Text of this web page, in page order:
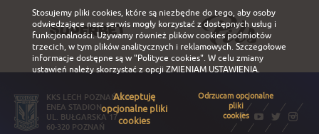
KKS LECH POZNAŃ S.A.
ENEA STADION
UL. BUŁGARSKA 17
60-320 POZNAŃ
Stosujemy pliki cookies, które są niezbędne do tego, aby osoby
odwiedzające nasz serwis mogły korzystać z dostępnych usług i
funkcjonalności. Używamy również plików cookies podmiotów
trzecich, w tym plików analitycznych i reklamowych. Szczegołowe
informacje dostępne są w"Polityce cookies". W celu zmiany
ustawień należy skorzystać z opcji ZMIENIAM USTAWIENIA.
Akceptuję
opcjonalne pliki
cookies
Odrzucam opcjonalne
pliki
cookies